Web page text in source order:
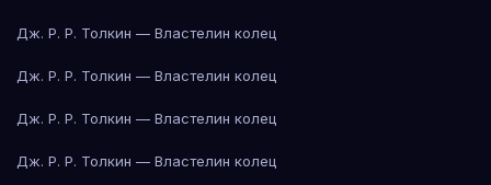
Дж. Р. Р. Толкин — Властелин колец
Дж. Р. Р. Толкин — Властелин колец
Дж. Р. Р. Толкин — Властелин колец
Дж. Р. Р. Толкин — Властелин колец